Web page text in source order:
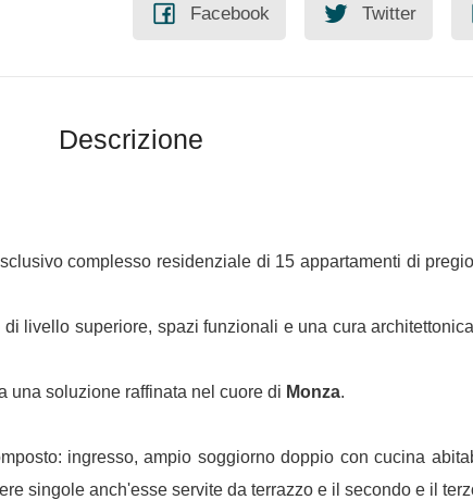
Facebook Twitter
Descrizione
complesso residenziale di 15 appartamenti di
livello superiore, spazi funzionali e una cura
una soluzione raffinata nel cuore di Monza.
ingresso, ampio soggiorno doppio con cucina
singole anch'esse servite da terrazzo e il secondo e il